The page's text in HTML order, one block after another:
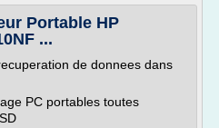
Portable HP
...
de donnees dans
PC portables toutes